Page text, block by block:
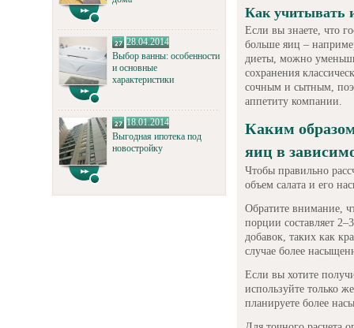
28.04.2014
Выбор ванны: особенности
и основные
характеристики
18.01.2014
Выгодная ипотека под
новостройку
Как учитывать
Если вы знаете, что
больше яиц –
диеты, можно
сохранения
сочным и сытным,
аппетиту компании.
Каким
яиц в
Чтобы правильно
объем салата и его
Обратите внимание,
порции составляет
добавок, таких как
случае более
Если вы хотите
используйте только
планируете более